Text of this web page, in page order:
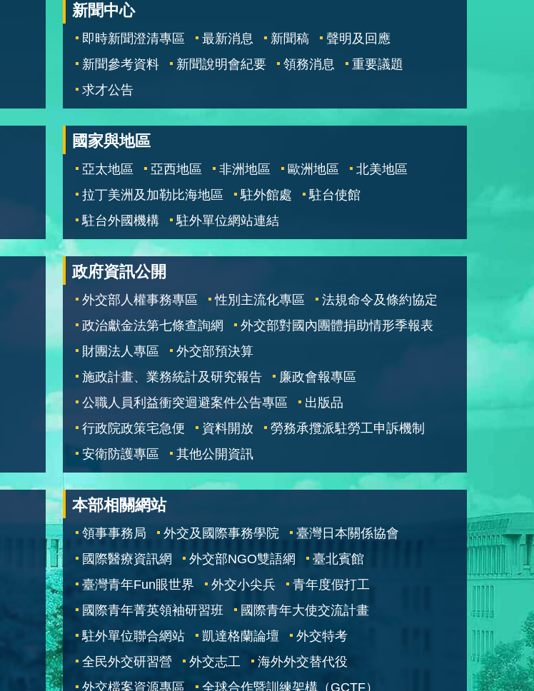
新聞中心
即時新聞澄清專區 最新消息 新聞稿
聲明及回應
新聞參考資料
新聞說明會紀要 領務消息
重要議題
求才公告
國家與地區
亞太地區 亞西地區 非洲地區 歐洲地區
北美地區
拉丁美洲及加勒比海地區
駐外館處
駐台使館
駐台外國機構
駐外單位網站連結
政府資訊公開
外交部人權事務專區 性別主流化專區
法規命令及條約協定
政治獻金法第七條查詢網
外交部對國內團體捐助情形季報表
財團法人專區
外交部預決算
施政計畫、業務統計及研究報告
廉政會報專區
公職人員利益衝突迴避案件公告專區
出版品
行政院政策宅急便
資料開放
勞務承攬派駐勞工申訴機制
安衛防護專區
其他公開資訊
本部相關網站
領事事務局 外交及國際事務學院
臺灣日本關係協會
國際醫療資訊網
外交部NGO雙語網
臺北賓館
臺灣青年Fun眼世界
外交小尖兵
青年度假打工
國際青年菁英領袖研習班
國際青年大使交流計畫
駐外單位聯合網站
凱達格蘭論壇
外交特考
全民外交研習營
外交志工
海外外交替代役
外交檔案資源專區
全球合作暨訓練架構（GCTF）